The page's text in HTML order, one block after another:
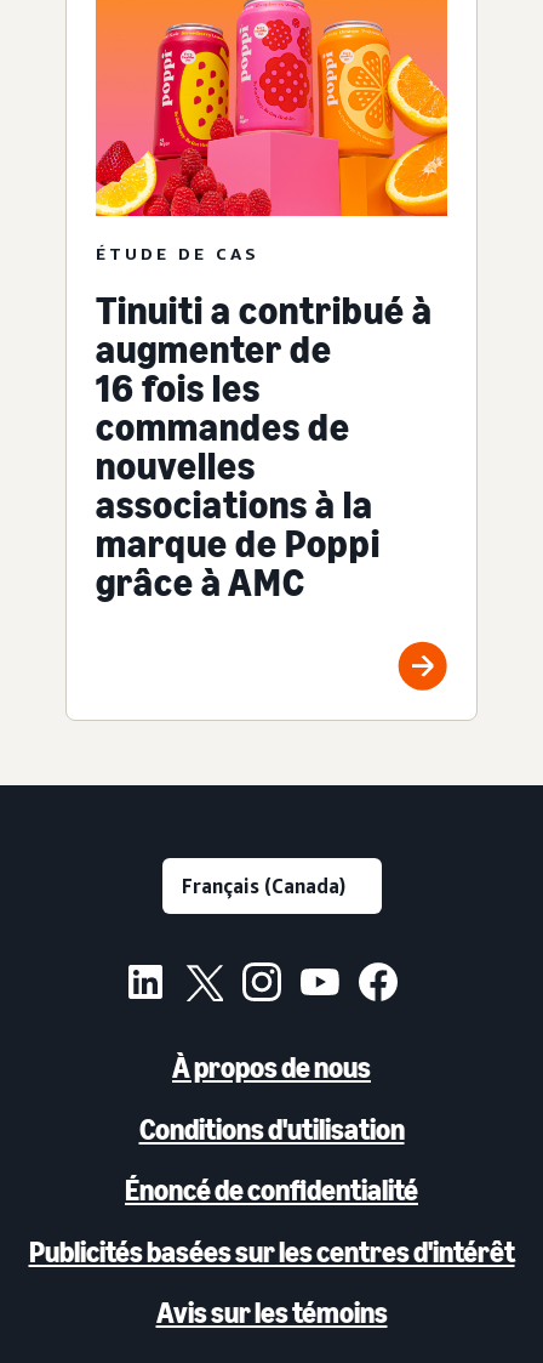
ÉTUDE DE CAS
Tinuiti a contribué à
augmenter de
16 fois les
commandes de
nouvelles
associations à la
marque de Poppi
grâce à AMC
À propos de nous
Conditions d'utilisation
Énoncé de confidentialité
Publicités basées sur les centres d'intérêt
Avis sur les témoins